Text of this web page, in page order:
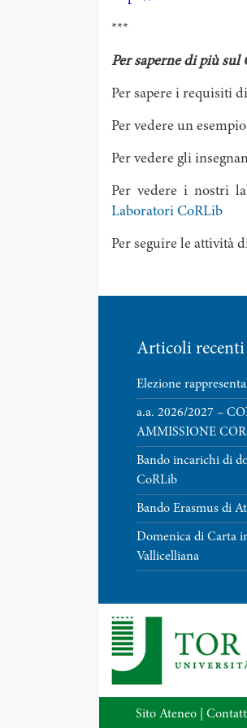
***
Per saperne di più
Per sapere i requisiti
Per vedere un
Per vedere gli
Per vedere i nostri
Laboratori CoRLib
Per seguire le attività
Articoli recenti
Elezione
a.a. 2026/2027 –
AMMISSIONE
Bando incarichi di
CoRLib
Bando Erasmus di
Domenica di Carta
Vallicelliana
Sito Ateneo